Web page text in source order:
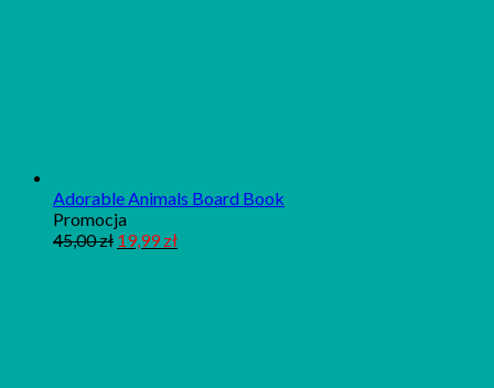
Adorable Animals Board Book
PromocjaProdukt
w
45,00zł 19,99zł